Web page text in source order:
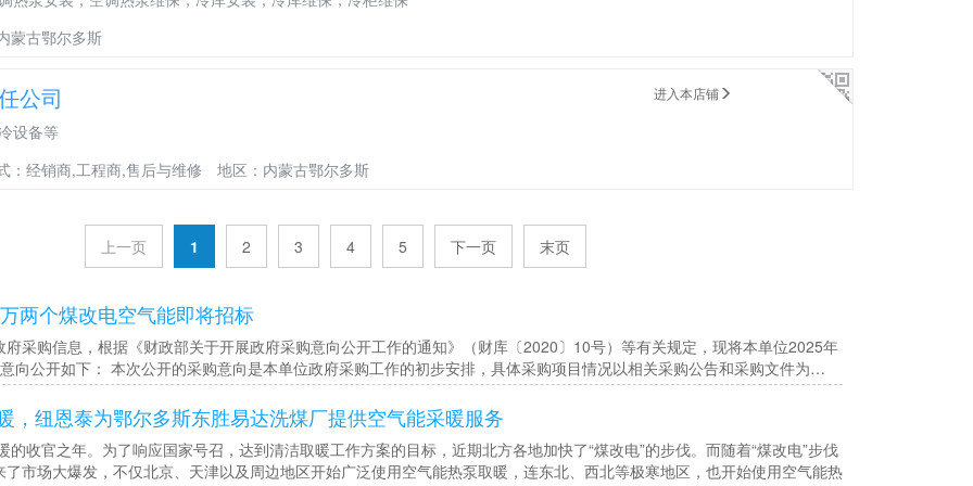
蒙古鄂尔多斯
公司 进入本店铺
设备等
：经销商,工程商,售后与维修
地区：内蒙古鄂尔多斯
上一页 1 2 3 4 5 下一页 末页
两个煤改电空气能即将招标
采购信息，根据《财政部关于开展政府采购意向公开工作的通知》（财库〔2020〕10号）等有关规定，现将本单位2025年
向公开如下： 本次公开的采购意向是本单位政府采购工作的初步安排，具体采购项目情况以相关采购公告和采购文件为…
，纽恩泰为鄂尔多斯东胜易达洗煤厂提供空气能采暖服务
的收官之年。为了响应国家号召，达到清洁取暖工作方案的目标，近期北方各地加快了“煤改电”的步伐。而随着“煤改电”步伐
市场大爆发，不仅北京、天津以及周边地区开始广泛使用空气能热泵取暖，连东北、西北等极寒地区，也开始使用空气能热